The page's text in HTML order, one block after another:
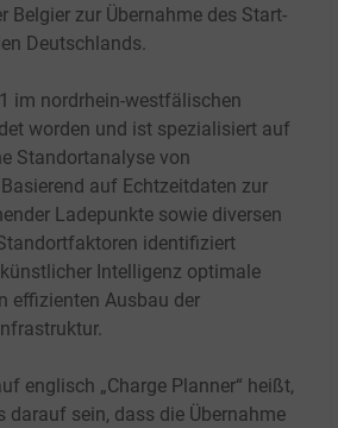
Belgier zur Übernahme des Start-
Deutschlands.
im nordrhein-westfälischen
worden und ist spezialisiert auf
Standortanalyse von
auf Echtzeitdaten zur
Ladepunkte sowie diversen
identifiziert
Intelligenz optimale
effizienten Ausbau der
englisch „Charge Planner“ heißt,
darauf sein, dass die Übernahme